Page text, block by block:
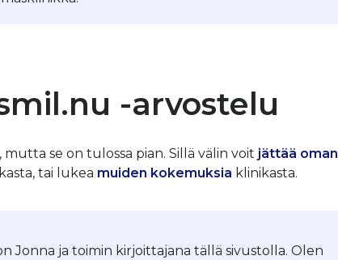
-arvostelu
se on tulossa pian. Sillä välin voit jättää oman
tai lukea muiden kokemuksia klinikasta.
Jonna ja toimin kirjoittajana tällä sivustolla. Olen